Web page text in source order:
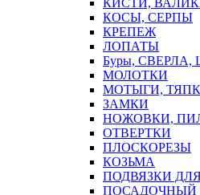
КИСТИ,
КОСЫ, СЕРПЫ
КРЕПЕЖ
ЛОПАТЫ
Буры,
МОЛОТКИ
МОТЫГИ,
ЗАМКИ
НОЖОВКИ,
ОТВЕРТКИ
ПЛОСКОРЕЗЫ
КОЗЬМА
ПОДВЯЗКИ
ПОСАДОЧНЫЙ